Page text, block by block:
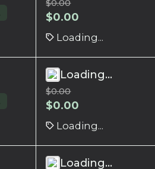
$0.00
$0.00
Loading...
Loading...
$0.00
$0.00
Loading...
Loading...